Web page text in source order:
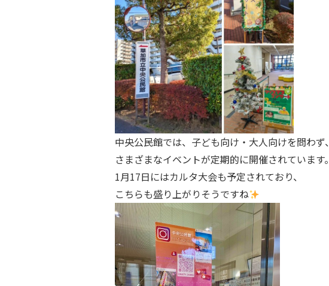
中央公民館では、子ども向け・大人向けを問わず、
さまざまなイベントが定期的に開催されています。
1月17日にはカルタ大会も予定されており、
こちらも盛り上がりそうですね